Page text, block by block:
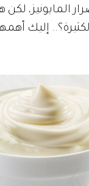
المايونيز،
إليك